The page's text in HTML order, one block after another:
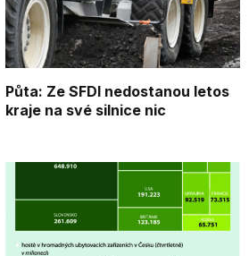
Půta: Ze SFDI nedostanou letos
kraje na své silnice nic